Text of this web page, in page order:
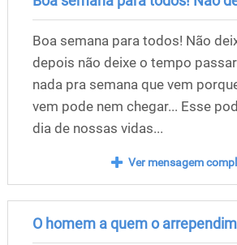
Boa semana para todos! Não
depois não deixe o tempo
nada pra semana que vem
vem pode nem chegar... Esse
dia de nossas vidas...
Ver mensagem
O homem a quem o